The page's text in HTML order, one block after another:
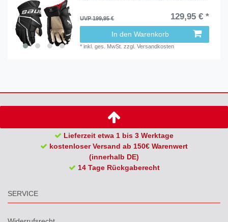
UVP 199,95 € 129,95 € *
In den Warenkorb
*inkl. ges. MwSt. zzgl.Versandkosten
Lieferzeit etwa 1 bis 3 Werktage
kostenloser Versand ab 150€ Warenwert
(innerhalb DE)
14 Tage Rückgaberecht
SERVICE